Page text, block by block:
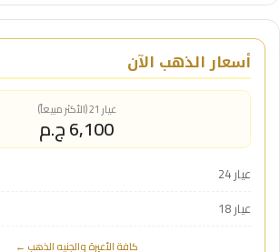
أسعار الذهب الآن
عيار 21 (الأكثر مبيعاً)
6,100 ج.م
عيار 24
عيار 18
كافة الأعيرة والجنيه الذهب ←